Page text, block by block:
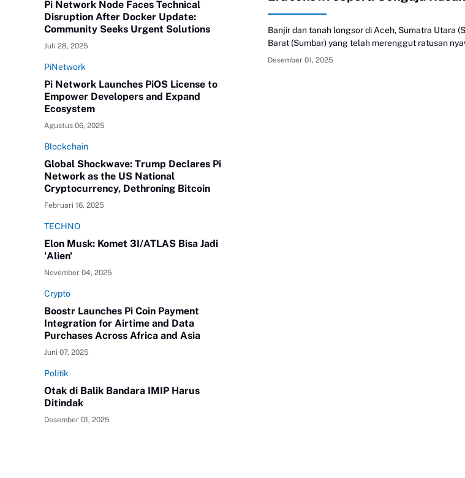
Pi Network Node Faces Technical
Disruption After Docker Update:
Community Seeks Urgent Solutions
Juli 28, 2025
PiNetwork
Pi Network Launches PiOS License to
Empower Developers and Expand
Ecosystem
Agustus 06, 2025
Blockchain
Global Shockwave: Trump Declares Pi
Network as the US National
Cryptocurrency, Dethroning Bitcoin
Februari 16, 2025
TECHNO
Elon Musk: Komet 3I/ATLAS Bisa Jadi
'Alien'
November 04, 2025
Crypto
Boostr Launches Pi Coin Payment
Integration for Airtime and Data
Purchases Across Africa and Asia
Juni 07, 2025
Politik
Otak di Balik Bandara IMIP Harus
Ditindak
Desember 01, 2025
Banjir dan tanah longsor di Aceh, Sumatra Utara
Barat (Sumbar) yang telah merenggut ratusan
mata bencana alam. Demikian disampaikan analis
Desember 01, 2025